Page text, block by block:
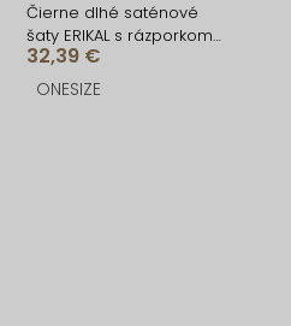
Čierne dlhé saténové
šaty ERIKAL s rázporkom
a šnurovaním
32,39 €
ONESIZE